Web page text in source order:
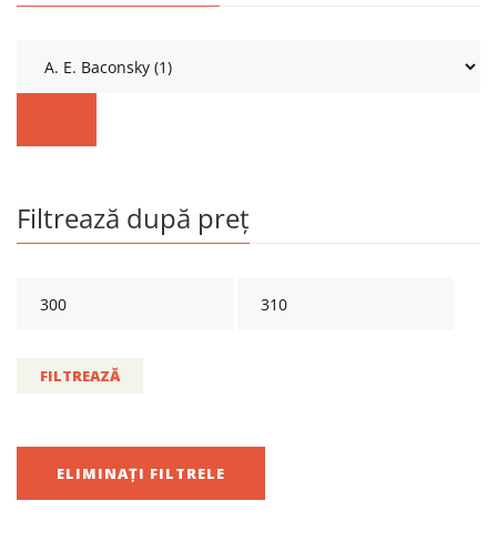
Filtrează după preț
FILTREAZĂ
ELIMINAȚI FILTRELE